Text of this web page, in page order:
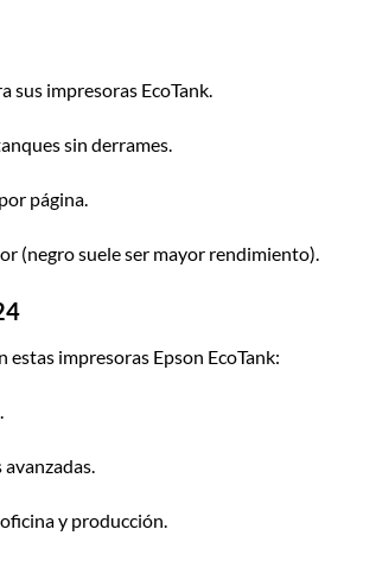
sus impresoras EcoTank.
sin derrames.
página.
(negro suele ser mayor rendimiento).
impresoras Epson EcoTank:
y producción.